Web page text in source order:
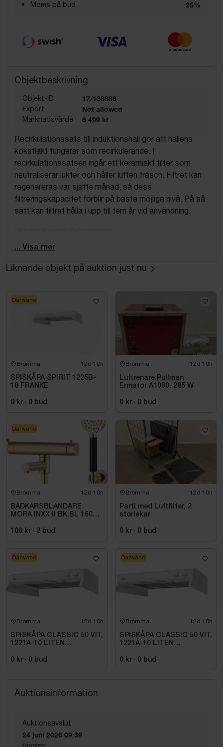
Moms på bud 25%
Objektbeskrivning
Objekt-ID 17/138886
Export Not allowed
Marknadsvärde 6 499 kr
Recirkulationssats till induktionshäll gör att hällens
köksfläkt fungerar som recirkulerande. I
recirkulationssatsen ingår ett keramiskt filter som
neutraliserar lukter och håller luften fräsch. Filtret kan
regenereras var sjätte månad, så dess
filtreringskapacitet förblir på bästa möjliga nivå. På så
sätt kan filtret hålla i upp till fem år vid användning.
Möjliggör återcirkulation.
Filtret kan regenereras var sjätte månad.
... Visa mer
Liknande objekt på auktion just nu
Bromma 12d 10h
SPISKÅPA SPIRIT 1225B-
18 FRANKE
0 kr · 0 bud
Oanvänd
Bromma 12d 10h
Luftrenare Pullman
Ermator A1000, 285 W
0 kr · 0 bud
Bromma 12d 10h
BADKARSBLANDARE
MORA INXX II BK.BL 160
BORSTAD MÄSSING PVD
100 kr · 2 bud
Oanvänd
Bromma 12d 10h
Parti med Luftfilter, 2
storlekar
0 kr · 0 bud
Bromma 12d 10h
SPISKÅPA CLASSIC 50 VIT,
1221A-10 LITEN
0 kr · 0 bud
Oanvänd
Bromma 12d 10h
SPISKÅPA CLASSIC 50 VIT,
1221A-10 LITEN
0 kr · 0 bud
Oanvänd
Auktionsinformation
Auktionsavslut
24 juni 2026 09:39